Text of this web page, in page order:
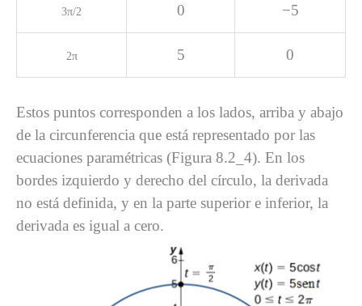
3π/2 0 −5
2π 5 0
Estos puntos corresponden a los lados, arriba y abajo
de la circunferencia que está representado por las
ecuaciones paramétricas (Figura 8.2_4). En los
bordes izquierdo y derecho del círculo, la derivada
no está definida, y en la parte superior e inferior, la
derivada es igual a cero.